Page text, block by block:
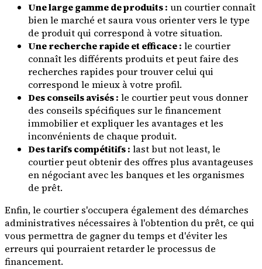
Une large gamme de produits : un courtier connaît
bien le marché et saura vous orienter vers le type
de produit qui correspond à votre situation.
Une recherche rapide et efficace : le courtier
connaît les différents produits et peut faire des
recherches rapides pour trouver celui qui
correspond le mieux à votre profil.
Des conseils avisés : le courtier peut vous donner
des conseils spécifiques sur le financement
immobilier et expliquer les avantages et les
inconvénients de chaque produit.
Des tarifs compétitifs : last but not least, le
courtier peut obtenir des offres plus avantageuses
en négociant avec les banques et les organismes
de prêt.
Enfin, le courtier s'occupera également des démarches
administratives nécessaires à l'obtention du prêt, ce qui
vous permettra de gagner du temps et d'éviter les
erreurs qui pourraient retarder le processus de
financement.